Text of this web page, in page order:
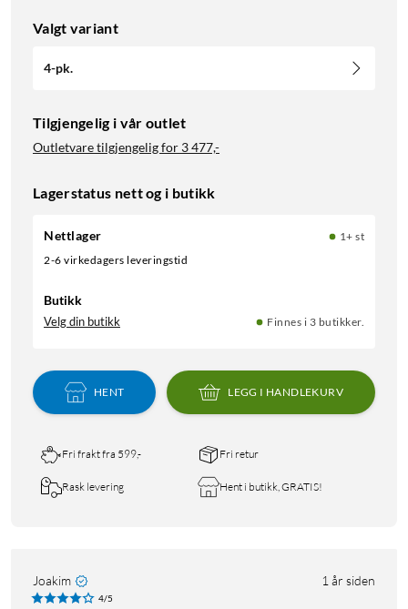
Valgt variant
4-pk.
Tilgjengelig i vår outlet
Outletvare tilgjengelig for 3 477,-
Lagerstatus nett og i butikk
Nettlager
1+ st
2-6 virkedagers leveringstid
Butikk
Velg din butikk Finnes i 3 butikker.
HENT LEGG I HANDLEKURV
Fri frakt fra 599,- Fri retur
Rask levering Hent i butikk, GRATIS!
Joakim 1 år siden
4/5